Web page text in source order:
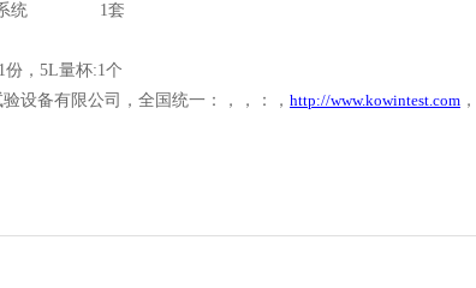
系统 1套
份 ， 5L量杯:1个
设备有限公司，全国统一： ， ， ： ， http://www.kowintest.com ，